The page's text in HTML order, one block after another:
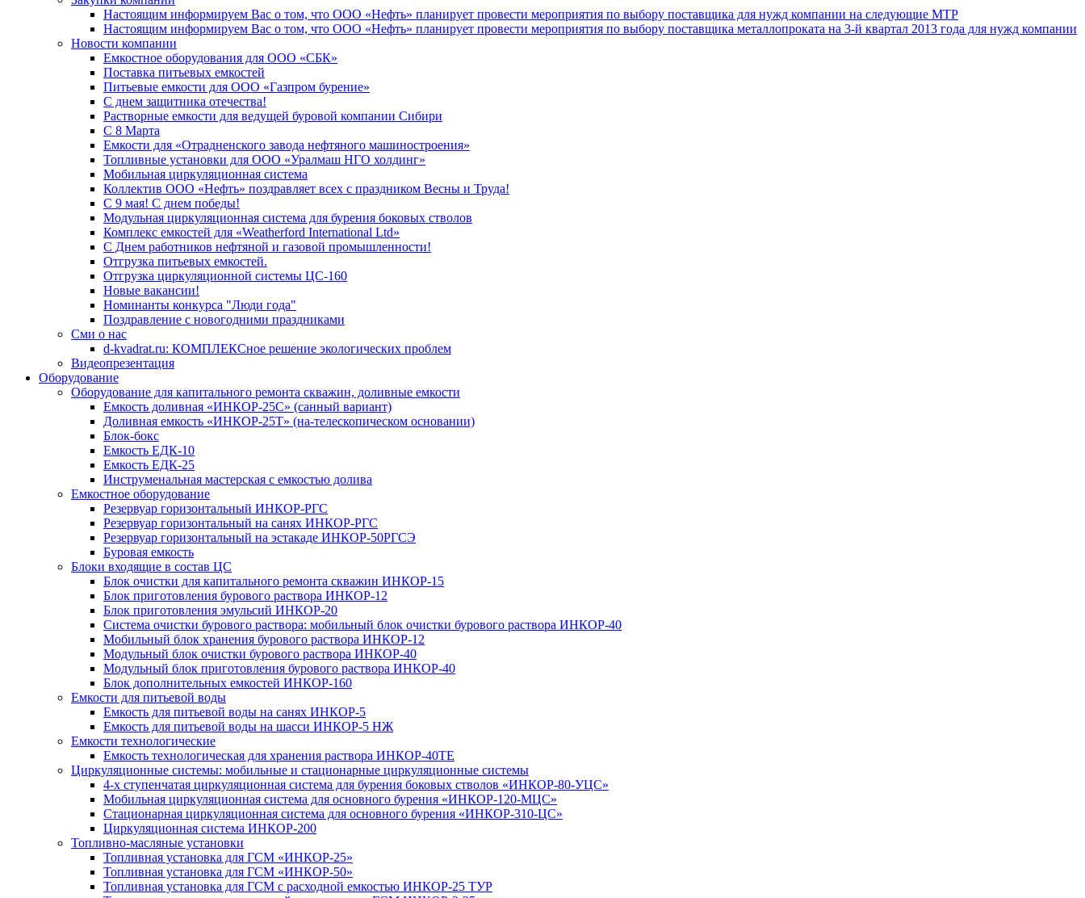
Настоящим информируем Вас о том, что ООО «Нефть» планирует провести мероприятия по выбору поставщика для нужд компании на следующие МТР
Настоящим информируем Вас о том, что ООО «Нефть» планирует провести мероприятия по выбору поставщика металлопроката на 3-й квартал 2013 года для нужд компании
Новости компании
Емкостное оборудования для ООО «СБК»
Поставка питьевых емкостей
Питьевые емкости для ООО «Газпром бурение»
С днем защитника отечества!
Растворные емкости для ведущей буровой компании Сибири
C 8 Марта
Емкости для «Отрадненского завода нефтяного машиностроения»
Топливные установки для ООО «Уралмаш НГО холдинг»
Мобильная циркуляционная система
Коллектив ООО «Нефть» поздравляет всех с праздником Весны и Труда!
С 9 мая! С днем победы!
Модульная циркуляционная система для бурения боковых стволов
Комплекс емкостей для «Weatherford International Ltd»
С Днем работников нефтяной и газовой промышленности!
Отгрузка питьевых емкостей.
Отгрузка циркуляционной системы ЦС-160
Новые вакансии!
Номинанты конкурса "Люди года"
Поздравление с новогодними праздниками
Сми о нас
d-kvadrat.ru: КОМПЛЕКСное решение экологических проблем
Видеопрезентация
Оборудование
Оборудование для капитального ремонта скважин, доливные емкости
Емкость доливная «ИНКОР-25С» (санный вариант)
Доливная емкость «ИНКОР-25Т» (на-телескопическом основании)
Блок-бокс
Емкость ЕДК-10
Емкость ЕДК-25
Инструменальная мастерская с емкостью долива
Емкостное оборудование
Резервуар горизонтальный ИНКОР-РГС
Резервуар горизонтальный на санях ИНКОР-РГС
Резервуар горизонтальный на эстакаде ИНКОР-50РГСЭ
Буровая емкость
Блоки входящие в состав ЦС
Блок очистки для капитального ремонта скважин ИНКОР-15
Блок приготовления бурового раствора ИНКОР-12
Блок приготовления эмульсий ИНКОР-20
Система очистки бурового раствора: мобильный блок очистки бурового раствора ИНКОР-40
Мобильный блок хранения бурового раствора ИНКОР-12
Модульный блок очистки бурового раствора ИНКОР-40
Модульный блок приготовления бурового раствора ИНКОР-40
Блок дополнительных емкостей ИНКОР-160
Емкости для питьевой воды
Емкость для питьевой воды на санях ИНКОР-5
Емкость для питьевой воды на шасси ИНКОР-5 НЖ
Емкости технологические
Емкость технологическая для хранения раствора ИНКОР-40ТЕ
Циркуляционные системы: мобильные и стационарные циркуляционные системы
4-х ступенчатая циркуляционная система для бурения боковых стволов «ИНКОР-80-УЦС»
Мобильная циркуляционная система для основного бурения «ИНКОР-120-МЦС»
Стационарная циркуляционная система для основного бурения «ИНКОР-310-ЦС»
Циркуляционная система ИНКОР-200
Топливно-масляные установки
Топливная установка для ГСМ «ИНКОР-25»
Топливная установка для ГСМ «ИНКОР-50»
Топливная установка для ГСМ с расходной емкостью ИНКОР-25 ТУР